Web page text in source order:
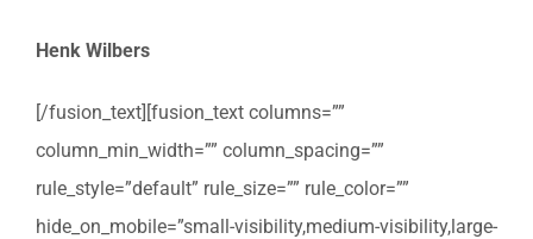
Henk Wilbers
[/fusion_text][fusion_text columns=””
column_min_width=”” column_spacing=””
rule_style=”default” rule_size=”” rule_color=””
hide_on_mobile=”small-visibility,medium-visibility,large-